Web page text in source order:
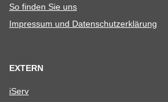
So fin­den Sie uns
Impres­sum und Datenschutzerklärung
EXTERN
iServ